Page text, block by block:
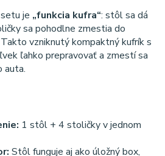
je „funkcia kufra“: stôl sa dá
sa pohodlne zmestia do
vzniknutý kompaktný kufrík s
ľahko prepravovať a zmestí sa
auta.
1 stôl + 4 stoličky v jednom
Stôl funguje aj ako úložný box,